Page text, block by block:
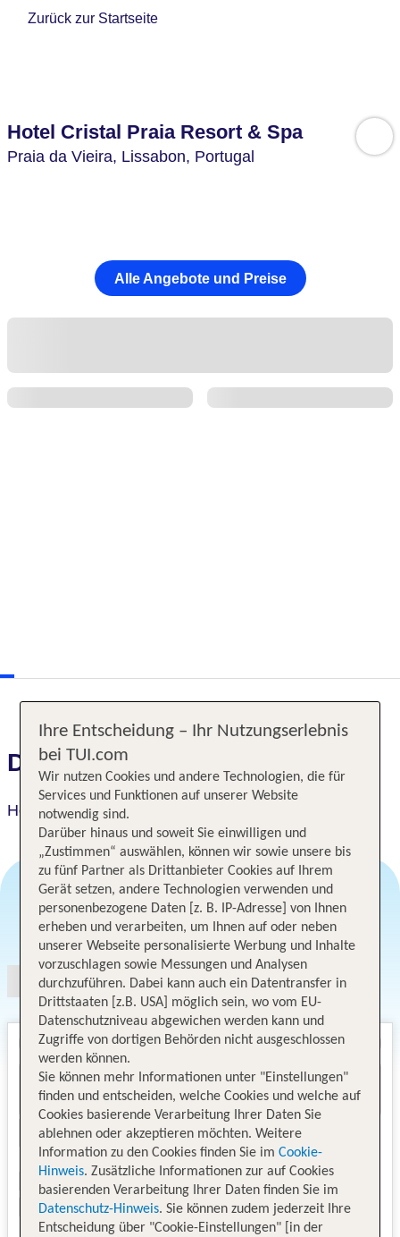
Zurück zur Startseite
Hotel Cristal Praia Resort & Spa
Praia da Vieira, Lissabon, Portugal
Alle Angebote und Preise
Das erwartet Sie
Hotel Cristal Praia Resort & Spa
Angebotsauswahl
Ihre Entscheidung – Ihr Nutzungserlebnis
bei TUI.com
Wir nutzen Cookies und andere Technologien, die für
Services und Funktionen auf unserer Website
notwendig sind.
Darüber hinaus und soweit Sie einwilligen und
„Zustimmen“ auswählen, können wir sowie unsere bis
zu fünf Partner als Drittanbieter Cookies auf Ihrem
Gerät setzen, andere Technologien verwenden und
personenbezogene Daten [z. B. IP-Adresse] von Ihnen
erheben und verarbeiten, um Ihnen auf oder neben
unserer Webseite personalisierte Werbung und Inhalte
vorzuschlagen sowie Messungen und Analysen
durchzuführen. Dabei kann auch ein Datentransfer in
Drittstaaten [z.B. USA] möglich sein, wo vom EU-
Datenschutzniveau abgewichen werden kann und
Zugriffe von dortigen Behörden nicht ausgeschlossen
werden können.
Sie können mehr Informationen unter "Einstellungen"
finden und entscheiden, welche Cookies und welche auf
Cookies basierende Verarbeitung Ihrer Daten Sie
ablehnen oder akzeptieren möchten. Weitere
Information zu den Cookies finden Sie im Cookie-
Hinweis. Zusätzliche Informationen zur auf Cookies
basierenden Verarbeitung Ihrer Daten finden Sie im
Datenschutz-Hinweis. Sie können zudem jederzeit Ihre
Entscheidung über "Cookie-Einstellungen" [in der